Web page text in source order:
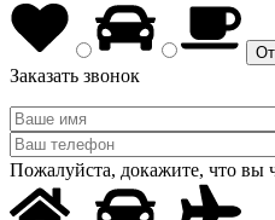
Заказать звонок
Пожалуйста, докажите, что вы